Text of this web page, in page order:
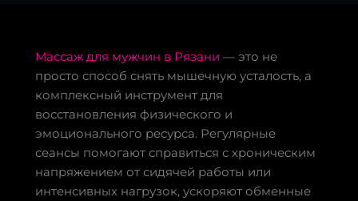
Массаж для мужчин в Рязани — это не
просто способ снять мышечную усталость, а
комплексный инструмент для
восстановления физического и
эмоционального ресурса. Регулярные
сеансы помогают справиться с хроническим
напряжением от сидячей работы или
интенсивных нагрузок, ускоряют обменные